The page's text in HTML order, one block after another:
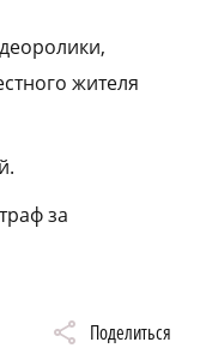
жителя
за
Поделиться